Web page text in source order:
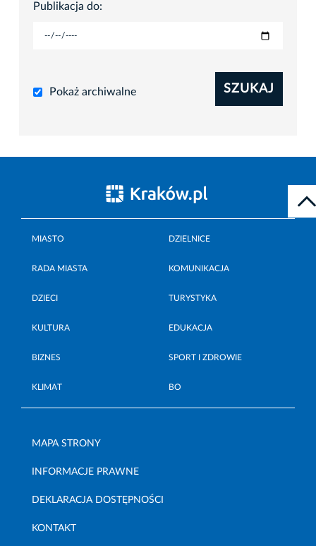
Publikacja do:
Pokaż archiwalne SZUKAJ
MIASTO DZIELNICE
RADA MIASTA KOMUNIKACJA
DZIECI TURYSTYKA
KULTURA EDUKACJA
BIZNES SPORT I ZDROWIE
KLIMAT BO
MAPA STRONY
INFORMACJE PRAWNE
DEKLARACJA DOSTĘPNOŚCI
KONTAKT